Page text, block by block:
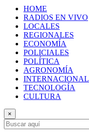
HOME
RADIOS EN VIVO
LOCALES
REGIONALES
ECONOMÍA
POLICIALES
POLÍTICA
AGRONOMÍA
INTERNACIONAL
TECNOLOGÍA
CULTURA
×